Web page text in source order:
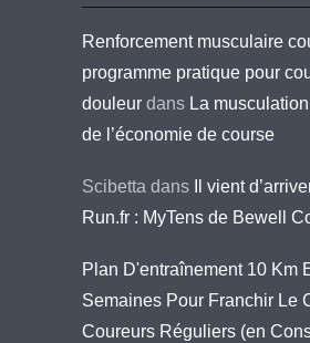
Renforcement musculaire
programme pratique pour
douleur dans La
de l’économie de course
Scibetta dans
Il vient
Run.fr : MyTens de Bewell
Plan D'entraînement 10 Km
Semaines Pour Franchir Le
Coureurs Réguliers (en